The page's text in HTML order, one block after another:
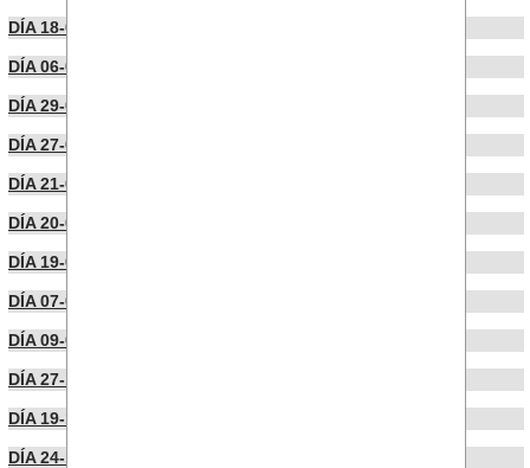
DÍA 18-03-2024
DÍA 06-03-2024
DÍA 29-02-2024
DÍA 27-02-2024
DÍA 21-02-2024
DÍA 20-02-2024
DÍA 19-02-2024
DÍA 07-02-2024
DÍA 09-01-2024
DÍA 27-12-2023
DÍA 19-12-2023
DÍA 24-11-2023